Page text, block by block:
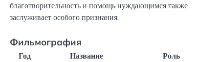
благотворительность и помощь нуждающимся также
заслуживает особого признания.
Фильмография
Год Название
Роль